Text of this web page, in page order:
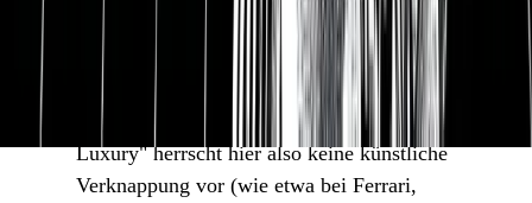
Starbucks Kaffee, Lindt Schokolade, das neueste
iPhone oder ein Glas Champagner. An sich
zwischen Premium und Luxus, aber dennoch für
jeden erschwinglich. Im Gegenzug zum "Limited
Luxury" herrscht hier also keine künstliche
Verknappung vor (wie etwa bei Ferrari,